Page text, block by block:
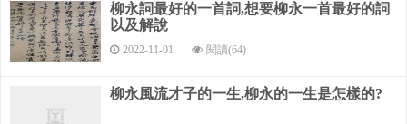
歲老根彌壯，陽驕葉更陰。明時思解慍，愿聽五弦琴。
桐木可以制琴，舜的琴、司馬相如的綠綺琴都是桐木制
人所見（搜不到解析啊~-~，鑒賞辭典里也沒收錄……）你權作
參考吧~。
柳永詞最好的一首詞,想要柳永一首最好的詞
以及解說
2022-11-01 閱讀(64)
柳永風流才子的一生,柳永的一生是怎樣的?